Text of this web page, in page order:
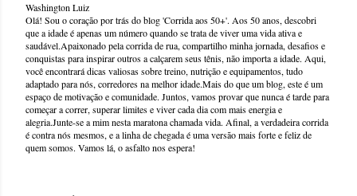
Washington Luiz
Olá! Sou o coração por trás do blog 'Corrida aos 50+'. Aos 50 anos, descobri
que a idade é apenas um número quando se trata de viver uma vida ativa e
saudável.Apaixonado pela corrida de rua, compartilho minha jornada, desafios e
conquistas para inspirar outros a calçarem seus tênis, não importa a idade. Aqui,
você encontrará dicas valiosas sobre treino, nutrição e equipamentos, tudo
adaptado para nós, corredores na melhor idade.Mais do que um blog, este é um
espaço de motivação e comunidade. Juntos, vamos provar que nunca é tarde para
começar a correr, superar limites e viver cada dia com mais energia e
alegria.Junte-se a mim nesta maratona chamada vida. Afinal, a verdadeira corrida
é contra nós mesmos, e a linha de chegada é uma versão mais forte e feliz de
quem somos. Vamos lá, o asfalto nos espera!